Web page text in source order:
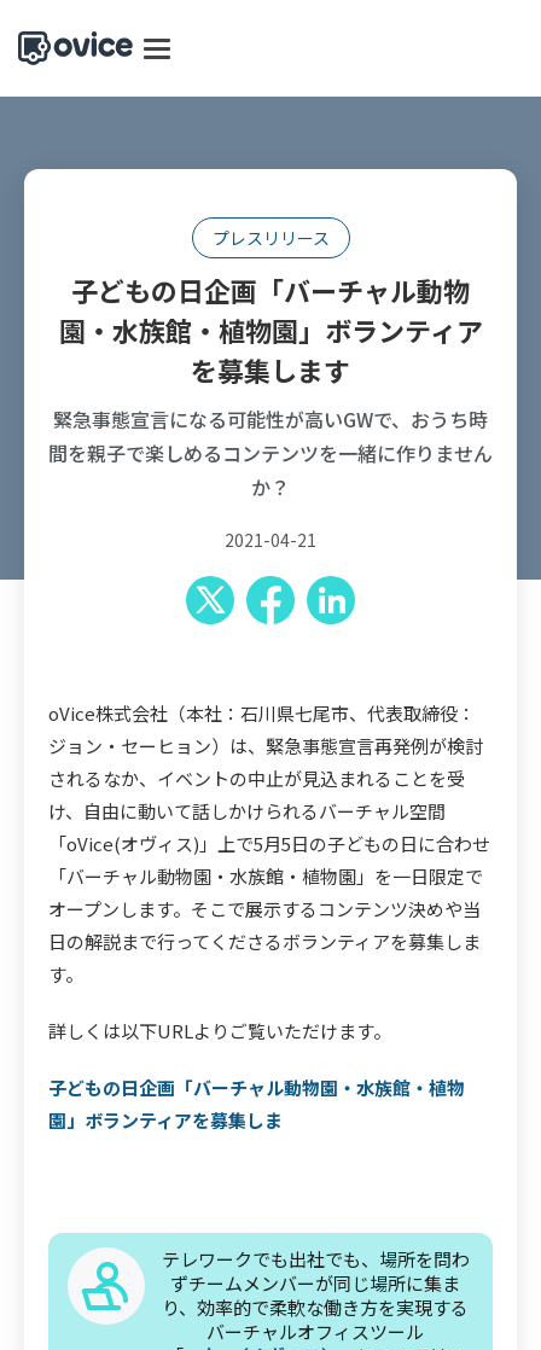
プレスリリース
子どもの日企画「バーチャル動物
園・水族館・植物園」ボランティア
を募集します
緊急事態宣言になる可能性が高いGWで、おうち時
間を親子で楽しめるコンテンツを一緒に作りません
か？
2021-04-21
oVice株式会社（本社：石川県七尾市、代表取締役：
ジョン・セーヒョン）は、緊急事態宣言再発例が検討
されるなか、イベントの中止が見込まれることを受
け、自由に動いて話しかけられるバーチャル空間
「oVice(オヴィス)」上で5月5日の子どもの日に合わせ
「バーチャル動物園・水族館・植物園」を一日限定で
オープンします。そこで展示するコンテンツ決めや当
日の解説まで行ってくださるボランティアを募集しま
す。
詳しくは以下URLよりご覧いただけます。
子どもの日企画「バーチャル動物園・水族館・植物
園」ボランティアを募集しま
テレワークでも出社でも、場所を問わ
ずチームメンバーが同じ場所に集ま
り、効率的で柔軟な働き方を実現する
バーチャルオフィスツール